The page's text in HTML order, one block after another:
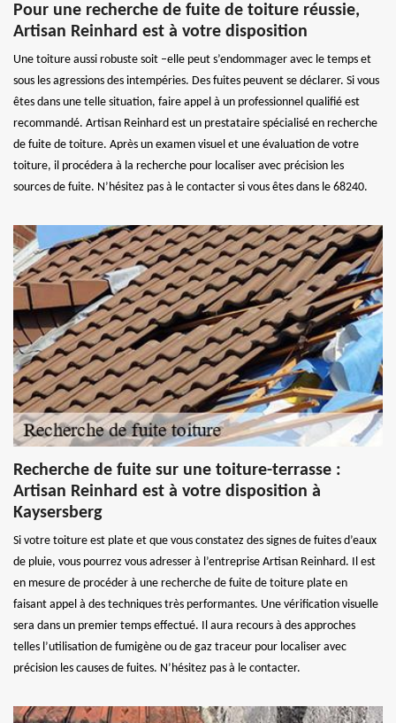
Pour une recherche de fuite de toiture réussie,
Artisan Reinhard est à votre disposition
Une toiture aussi robuste soit –elle peut s’endommager avec le temps et
sous les agressions des intempéries. Des fuites peuvent se déclarer. Si vous
êtes dans une telle situation, faire appel à un professionnel qualifié est
recommandé. Artisan Reinhard est un prestataire spécialisé en recherche
de fuite de toiture. Après un examen visuel et une évaluation de votre
toiture, il procédera à la recherche pour localiser avec précision les
sources de fuite. N’hésitez pas à le contacter si vous êtes dans le 68240.
Recherche de fuite sur une toiture-terrasse :
Artisan Reinhard est à votre disposition à
Kaysersberg
Si votre toiture est plate et que vous constatez des signes de fuites d’eaux
de pluie, vous pourrez vous adresser à l’entreprise Artisan Reinhard. Il est
en mesure de procéder à une recherche de fuite de toiture plate en
faisant appel à des techniques très performantes. Une vérification visuelle
sera dans un premier temps effectué. Il aura recours à des approches
telles l’utilisation de fumigène ou de gaz traceur pour localiser avec
précision les causes de fuites. N’hésitez pas à le contacter.